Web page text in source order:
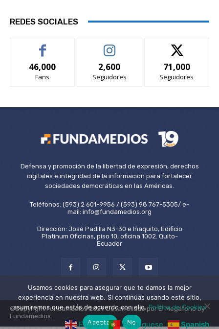
REDES SOCIALES
46,000
Fans
2,600
Seguidores
71,000
Seguidores
Defensa y promoción de la libertad de expresión, derechos
digitales e integridad de la información para fortalecer
sociedades democráticas en las Américas.
Teléfonos: (593) 2 601-9956 / (593) 98 767-5305/ e-
mail: info@fundamedios.org
Dirección: José Padilla N3-30 e Iñaquito, Edificio
Platinum Oficinas, piso 10, oficina 1002. Quito-
Ecuador
©Copyright Fundamedios 2021. Desarrollado por El Megáfono by
Fundamedios.
English Portuguese Spanish
Usamos cookies para asegurar que te damos la mejor
experiencia en nuestra web. Si continúas usando este sitio,
asumiremos que estás de acuerdo con ello.Política de Cookies
Aceptar
No